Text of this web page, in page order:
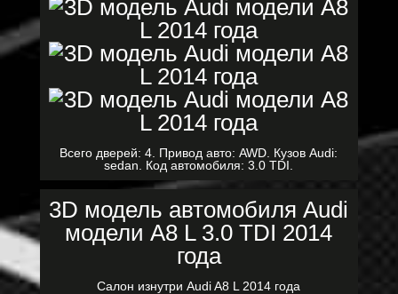
Всего дверей: 4. Привод авто: AWD. Кузов Audi:
sedan. Код автомобиля: 3.0 TDI.
3D модель автомобиля Audi
модели A8 L 3.0 TDI 2014
года
Салон изнутри Audi A8 L 2014 года